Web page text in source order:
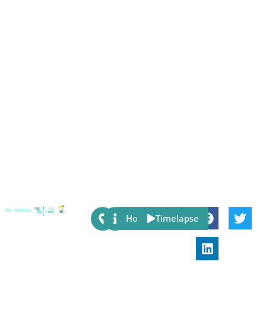
Share:
Host Timelapse